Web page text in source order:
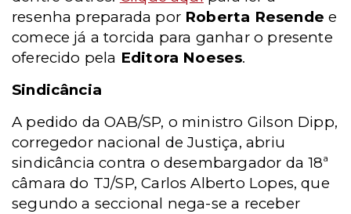
resenha preparada porRoberta Resende e
comece já a torcida para ganhar o presente
oferecido pela Editora Noeses.
Sindicância
A pedido da OAB/SP, o ministro Gilson Dipp,
corregedor nacional de Justiça, abriu
sindicância contra o desembargador da 18ª
câmara do TJ/SP, Carlos Alberto Lopes, que
segundo a seccional nega-se a receber